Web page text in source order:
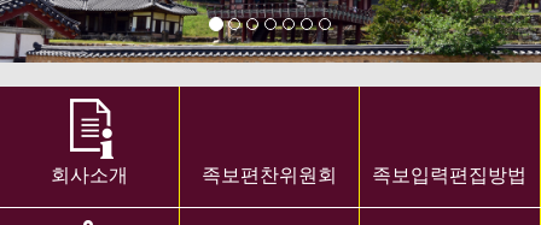
회사소개 족보편찬위원회 족보입력편집방법